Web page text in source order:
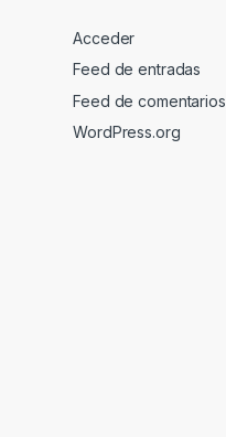
Acceder
Feed de entradas
Feed de comentarios
WordPress.org